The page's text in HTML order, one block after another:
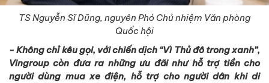
TS Nguyễn Sĩ Dũng, nguyên Phó Chủ nhiệm Văn phòng
Quốc hội
- Không chỉ kêu gọi, với chiến dịch “Vì Thủ đô trong xanh”,
Vingroup còn đưa ra những ưu đãi như hỗ trợ tiền cho
người dùng mua xe điện, hỗ trợ cho người dân khi di